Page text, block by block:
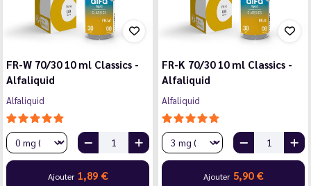
FR-W 70/30 10 ml Classics -
Alfaliquid
Alfaliquid
Ajouter 1,89 €
FR-K 70/30 10 ml Classics -
Alfaliquid
Alfaliquid
Ajouter 5,90 €